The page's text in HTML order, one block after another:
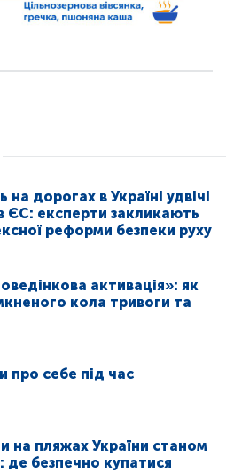
на дорогах в Україні удвічі
ЄС: експерти закликають
реформи безпеки руху
активація»: як
кола тривоги та
про себе під час
на пляжах України станом
де безпечно купатися